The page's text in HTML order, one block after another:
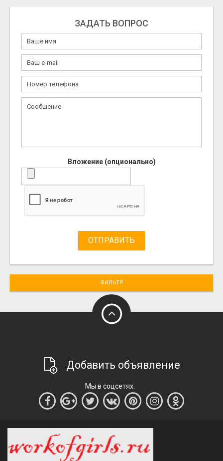
ЗАДАТЬ ВОПРОС
Вложение (опционально)
ОТПРАВИТЬ
ФИЛЬТР
Добавить объявление
Мы в соцсетях: